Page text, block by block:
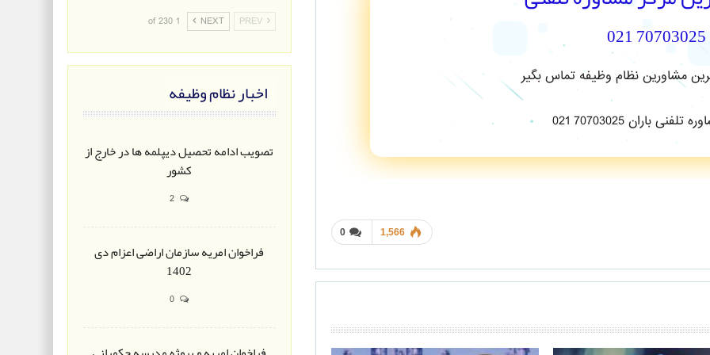
70703025 021
مشاورین نظام وظیفه تماس بگیر
0 1,566
PREV
NEXT
1 of 230
اخبار نظام وظیفه
تصویب ادامه تحصیل دیپلمه ها در خارج از
کشور
فراخوان امریه سازمان اراضی اعزام دی
1402